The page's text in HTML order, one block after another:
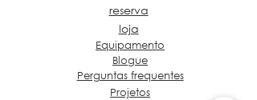
reserva
loja
Equipamento
Blogue
Perguntas frequentes
Projetos